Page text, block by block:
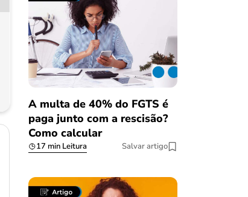
A multa de 40% do FGTS é
paga junto com a rescisão?
Como calcular
17 min Leitura Salvar artigo